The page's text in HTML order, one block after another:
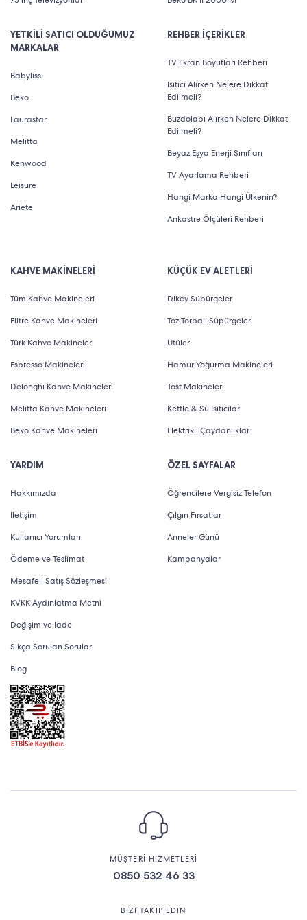
YETKİLİ SATICI OLDUĞUMUZ
MARKALAR
Babyliss
Beko
Laurastar
Melitta
Kenwood
Leisure
Ariete
REHBER İÇERİKLER
TV Ekran Boyutları Rehberi
Isıtıcı Alırken Nelere Dikkat
Edilmeli?
Buzdolabı Alırken Nelere Dikkat
Edilmeli?
Beyaz Eşya Enerji Sınıfları
TV Ayarlama Rehberi
Hangi Marka Hangi Ülkenin?
Ankastre Ölçüleri Rehberi
KAHVE MAKİNELERİ
Tüm Kahve Makineleri
Filtre Kahve Makineleri
Türk Kahve Makineleri
Espresso Makineleri
Delonghi Kahve Makineleri
Melitta Kahve Makineleri
Beko Kahve Makineleri
YARDIM
Hakkımızda
İletişim
Kullanıcı Yorumları
Ödeme ve Teslimat
Mesafeli Satış Sözleşmesi
KVKK Aydınlatma Metni
Değişim ve İade
Sıkça Sorulan Sorular
Blog
KÜÇÜK EV ALETLERİ
Dikey Süpürgeler
Toz Torbalı Süpürgeler
Ütüler
Hamur Yoğurma Makineleri
Tost Makineleri
Kettle & Su Isıtıcılar
Elektrikli Çaydanlıklar
ÖZEL SAYFALAR
Öğrencilere Vergisiz Telefon
Çılgın Fırsatlar
Anneler Günü
Kampanyalar
MÜŞTERİ HİZMETLERİ
0850 532 46 33
BİZİ TAKİP EDİN